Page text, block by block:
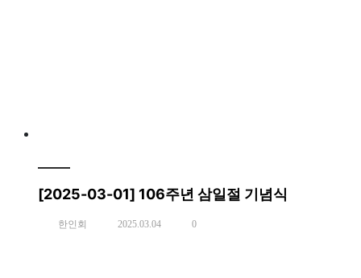
[2025-03-01] 106주년 삼일절 기념식
한인회 2025.03.04 0